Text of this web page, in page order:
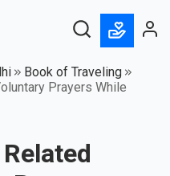
Book of Traveling
Prayers While